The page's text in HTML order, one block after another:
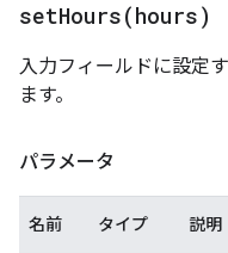
setHours(hours)
入力フィールドに設定
ます。
パラメータ
名前 タイプ 説明